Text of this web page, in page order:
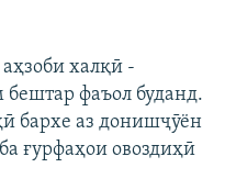
халқӣ -
бештар фаъол буданд.
бархе аз донишҷӯён
ғурфаҳои овоздиҳӣ